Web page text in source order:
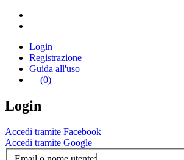
Login
Registrazione
Guida all'uso
(0)
Login
Accedi tramite Facebook
Accedi tramite Google